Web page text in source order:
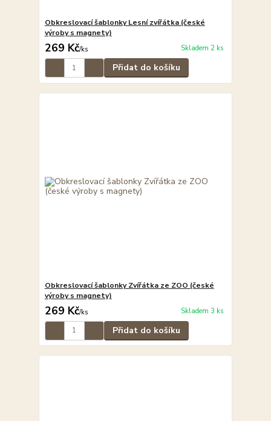
Obkreslovací šablonky Lesní zvířátka (české
výroby s magnety)
269 Kč/ks Skladem 2 ks
Přidat do košíku
Obkreslovací šablonky Zvířátka ze ZOO (české
výroby s magnety)
269 Kč/ks Skladem 3 ks
Přidat do košíku